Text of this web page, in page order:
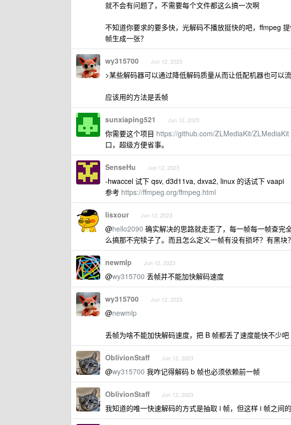
就不会有问题了，不需要每个文件都这么搞一次啊
不知道你要求的要多快，光解码不播放挺快的吧，ffmpeg
帧生成一张？
wy315700 Jun 12, 2023
>某些解码器可以通过降低解码质量从而让低配机器也可以
应该用的方法是丢帧
sunxiaping521 Jun 12, 2023
你需要这个项目 https://github.com/ZLMediaKit/ZLMediaKit
口，超级方便省事。
SenseHu Jun 12, 2023
-hwaccel 试下 qsv, d3d11va, dxva2, linux 的话试下 vaapi
参考 https://ffmpeg.org/ffmpeg.html
lisxour Jun 12, 2023
@hello2090 确实解决的思路就走歪了，每一帧每一帧查完
么搞那不完犊子了。而且怎么定义一帧有没有损坏？有黑块
newmlp Jun 12, 2023
@wy315700 丢帧并不能加快解码速度
wy315700 Jun 12, 2023
@newmlp
丢帧为啥不能加快解码速度，把 B 帧都丢了速度能快不少吧
OblivionStaff Jun 12, 2023
@wy315700 我咋记得解码 b 帧也必须依赖前一帧
OblivionStaff Jun 12, 2023
我知道的唯一快速解码的方式是抽取 i 帧，但这样 i 帧之间